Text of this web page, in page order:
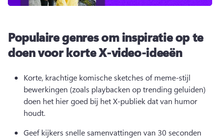
Populaire genres om inspiratie op te
doen voor korte X-video-ideeën
Korte, krachtige komische sketches of meme-stijl
bewerkingen (zoals playbacken op trending geluiden)
doen het hier goed bij het X-publiek dat van humor
houdt.
Geef kijkers snelle samenvattingen van 30 seconden